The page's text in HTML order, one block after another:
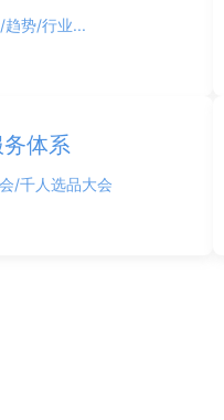
趋势/行业...
体系
/千人选品大会